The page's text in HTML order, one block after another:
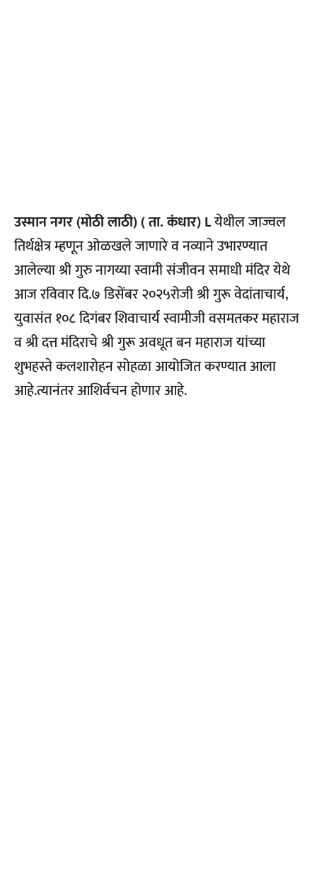
उस्मान नगर (मोठी लाठी) ( ता. कंधार) Lयेथील जाज्वल
तिर्थक्षेत्र म्हणून ओळखले जाणारे व नव्याने उभारण्यात
आलेल्या श्री गुरु नागय्या स्वामी संजीवन समाधी मंदिर येथे
आज रविवार दि.७ डिसेंबर २०२५रोजी श्री गुरू वेदांताचार्य,
युवासंत १०८ दिगंबर शिवाचार्य स्वामीजी वसमतकर महाराज
व श्री दत्त मंदिराचे श्री गुरू अवधूत बन महाराज यांच्या
शुभहस्ते कलशारोहन सोहळा आयोजित करण्यात आला
आहे.त्यानंतर आशिर्वचन होणार आहे.